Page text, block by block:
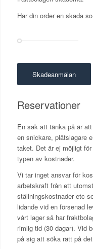
Har din order en skada
Skadeanmälan
Reservationer
En sak att tänka på är
en snickare, plåtslagare
taket. Det är ej möjligt
typen av kostnader.
Vi tar inget ansvar för
arbetskraft från ett
ställningskostnader etc
lidande vid en försenad
vårt lager så har
rimlig tid (30 dagar). Vid
på sig att söka rätt på